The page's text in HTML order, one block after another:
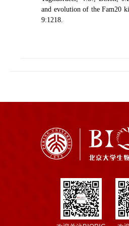
and evolution of the Fam20
9:1218.